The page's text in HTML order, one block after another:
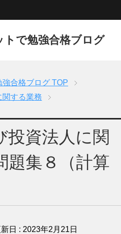
トで勉強合格ブログ
強合格ブログ TOP
する業務
投資法人に関
題集８（計算
日 : 2023年2月21日